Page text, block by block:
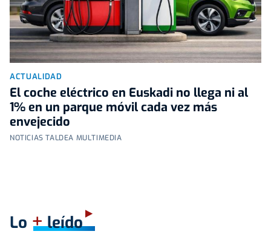
ACTUALIDAD
El coche eléctrico en Euskadi no llega ni al
1% en un parque móvil cada vez más
envejecido
NOTICIAS TALDEA MULTIMEDIA
Lo +leído